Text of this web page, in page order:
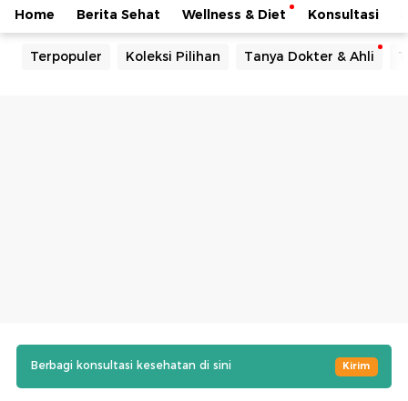
Home Berita Sehat Wellness & Diet Konsultasi
Terpopuler Koleksi Pilihan Tanya Dokter & Ahli
Berbagi konsultasi kesehatan di sini Kirim